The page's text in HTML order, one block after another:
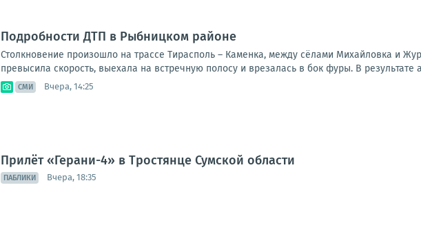
Подробности ДТП в Рыбницком районе
Столкновение произошло на трассе Тирасполь – Каменка, между сёлами Михайловка и
превысила скорость, выехала на встречную полосу и врезалась в бок фуры. В результате
СМИ Вчера, 14:25
Прилёт «Герани-4» в Тростянце Сумской области
ПАБЛИКИ Вчера, 18:35